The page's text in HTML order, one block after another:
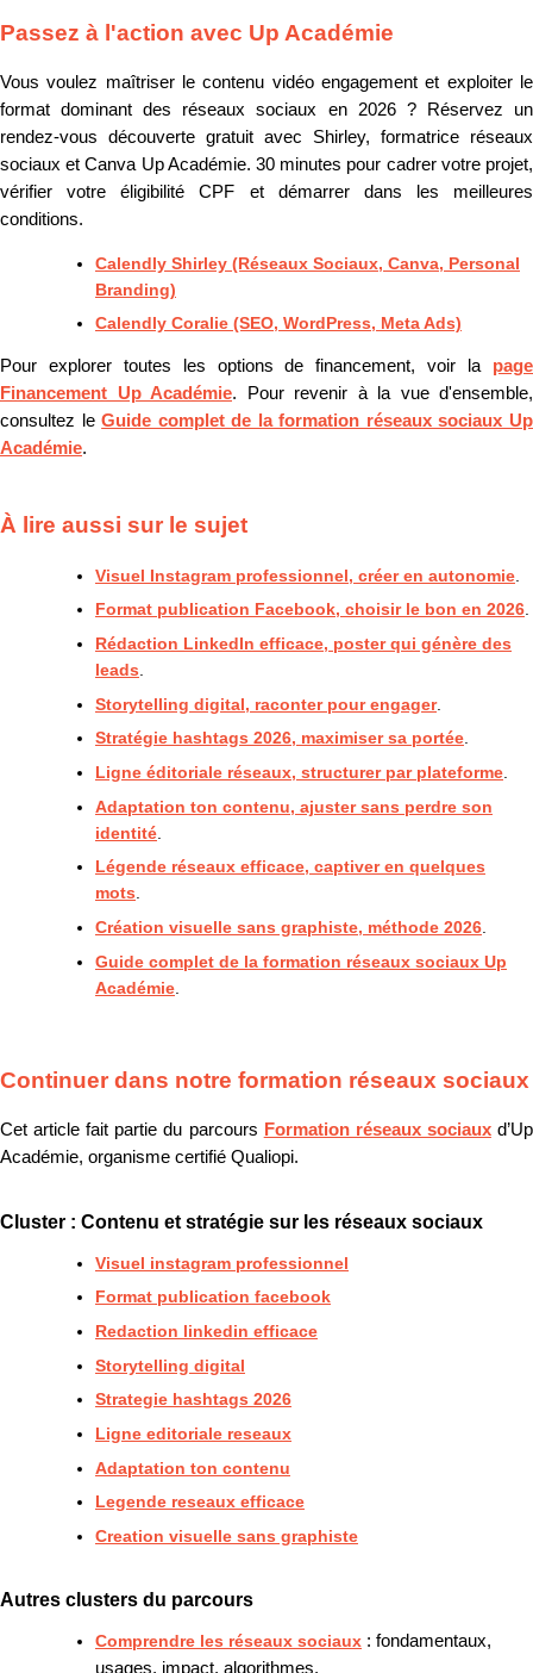
Passez à l'action avec Up Académie
Vous voulez maîtriser le contenu vidéo engagement et exploiter le
format dominant des réseaux sociaux en 2026 ? Réservez un
rendez-vous découverte gratuit avec Shirley, formatrice réseaux
sociaux et Canva Up Académie. 30 minutes pour cadrer votre projet,
vérifier votre éligibilité CPF et démarrer dans les meilleures
conditions.
Calendly Shirley (Réseaux Sociaux, Canva, Personal
Branding)
Calendly Coralie (SEO, WordPress, Meta Ads)
Pour explorer toutes les options de financement, voir la page
Financement Up Académie. Pour revenir à la vue d'ensemble,
consultez leGuide complet de la formation réseaux sociaux Up
Académie.
À lire aussi sur le sujet
Visuel Instagram professionnel, créer en autonomie
Format publication Facebook, choisir le bon en 2026.
Rédaction LinkedIn efficace, poster qui génère des
leads
Storytelling digital, raconter pour engager.
Stratégie hashtags 2026, maximiser sa portée.
Ligne éditoriale réseaux, structurer par plateforme
Adaptation ton contenu, ajuster sans perdre son
identité
Légende réseaux efficace, captiver en quelques
mots.
Création visuelle sans graphiste, méthode 2026
Guide complet de la formation réseaux sociaux Up
Académie
Continuer dans notre formation réseaux sociaux
Cet article fait partie du parcours Formation réseaux sociauxd’Up
Académie, organisme certifié Qualiopi.
Cluster : Contenu et stratégie sur les réseaux sociaux
Visuel instagram professionnel
Format publication facebook
Redaction linkedin efficace
Storytelling digital
Strategie hashtags 2026
Ligne editoriale reseaux
Adaptation ton contenu
Legende reseaux efficace
Creation visuelle sans graphiste
Autres clusters du parcours
Comprendre les réseaux sociaux : fondamentaux,
usages, impact, algorithmes.